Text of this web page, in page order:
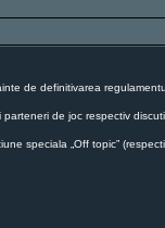
de definitivarea
de joc respectiv
speciala „Off topic”